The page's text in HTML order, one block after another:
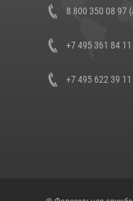
8 800 350 08 97
+7 495 361 84 11
+7 495 622 39 11